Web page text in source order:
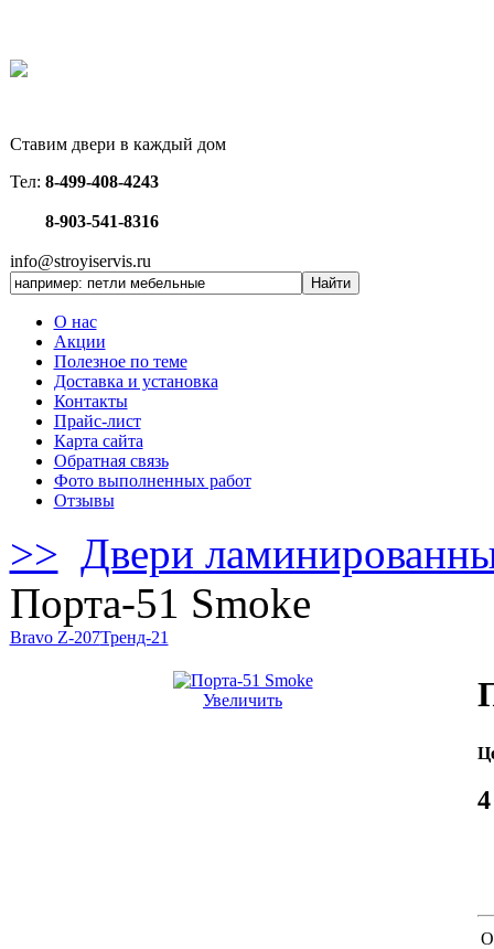
Ставим двери в каждый дом
Тел: 8-499-408-4243
8-903-541-8316
info@stroyiservis.ru
О нас
Акции
Полезное по теме
Доставка и установка
Контакты
Прайс-лист
Карта сайта
Обратная связь
Фото выполненных работ
Отзывы
>> Двери
Порта-51 Smoke
Bravo Z-207Тренд-21
Увеличить